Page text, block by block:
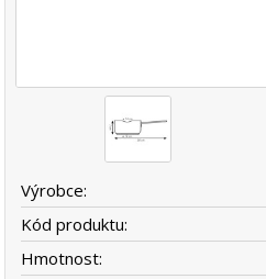
Výrobce:
Kód produktu:
Hmotnost: